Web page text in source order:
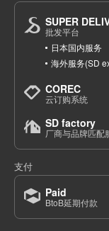
SUPER
批发平台
日本国内服务
海外服务(SD
COREC
云订购系统
SD factory
厂商与品牌匹配
支付
Paid
BtoB延期付款